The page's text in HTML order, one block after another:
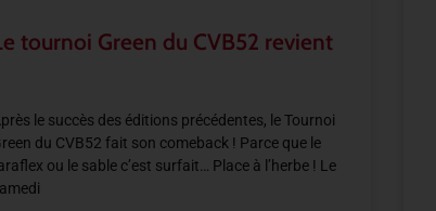
tournoi Green du CVB52 revient
le succès des éditions précédentes, le Tournoi
du CVB52 fait son comeback ! Parce que le
ou le sable c’est surfait… Place à l’herbe ! Le